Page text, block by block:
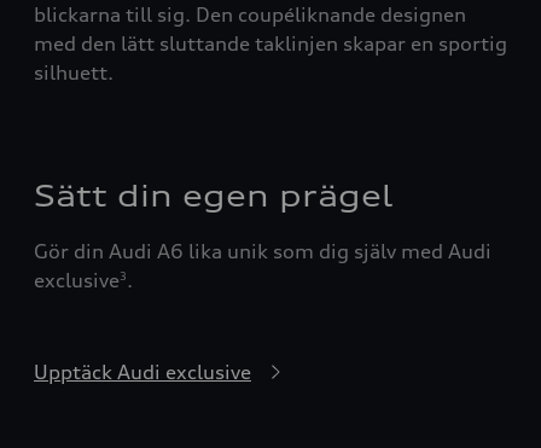
blickarna till sig. Den coupéliknande designen
med den lätt sluttande taklinjen skapar en sportig
silhuett.
Sätt din egen prägel
Gör din Audi A6 lika unik som dig själv med Audi
exclusive3 .
Upptäck Audi exclusive